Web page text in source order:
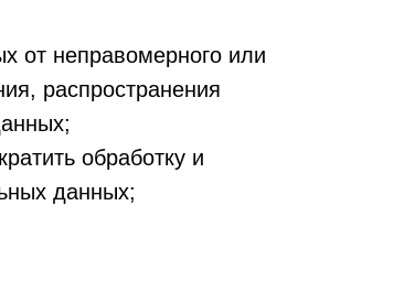
от неправомерного или
распространения
обработку и
данных;